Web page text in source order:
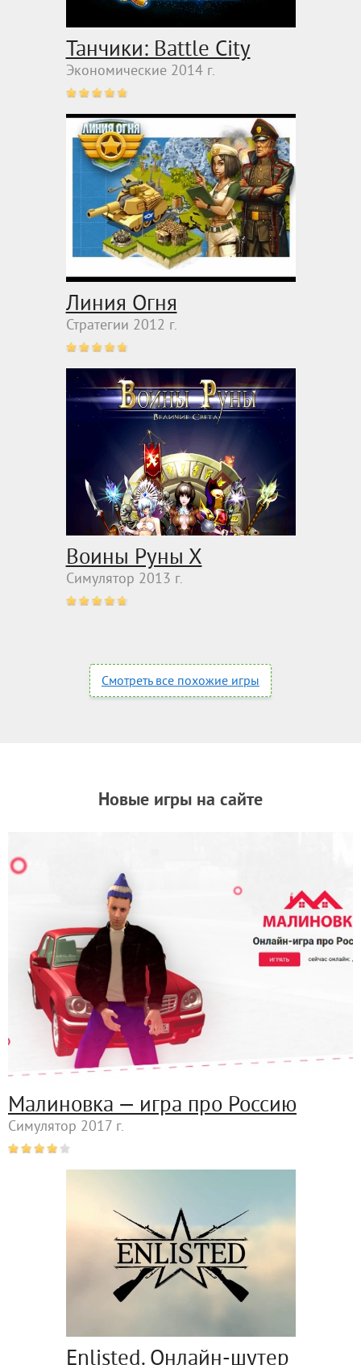
Танчики: Battle City
Экономические 2014 г.
Линия Огня
Стратегии 2012 г.
Воины Руны Х
Симулятор 2013 г.
Смотреть все похожие игры
Новые игры на сайте
Малиновка — игра про Россию
Симулятор 2017 г.
Enlisted. Онлайн-шутер